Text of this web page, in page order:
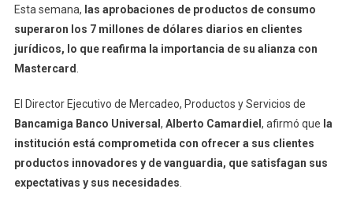
Esta semana, las aprobaciones de productos de consumo
superaron los 7 millones de dólares diarios en clientes
jurídicos, lo que reafirma la importancia de su alianza con
Mastercard
El Director Ejecutivo de Mercadeo, Productos y Servicios de
Bancamiga Banco Universal , Alberto Camardiel , afirmó que la
institución está comprometida con ofrecer a sus clientes
productos innovadores y de vanguardia, que satisfagan sus
expectativas y sus necesidades